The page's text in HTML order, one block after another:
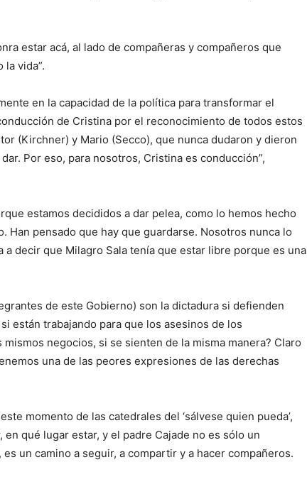
estar acá, al lado de compañeras y compañeros que
vida”.
en la capacidad de la política para transformar el
de Cristina por el reconocimiento de todos estos
(Kirchner) y Mario (Secco), que nunca dudaron y dieron
Por eso, para nosotros, Cristina es conducción”,
estamos decididos a dar pelea, como lo hemos hecho
Han pensado que hay que guardarse. Nosotros nunca lo
a decir que Milagro Sala tenía que estar libre porque es una
de este Gobierno) son la dictadura si defienden
están trabajando para que los asesinos de los
negocios, si se sienten de la misma manera? Claro
una de las peores expresiones de las derechas
momento de las catedrales del ‘sálvese quien pueda’,
qué lugar estar, y el padre Cajade no es sólo un
un camino a seguir, a compartir y a hacer compañeros.